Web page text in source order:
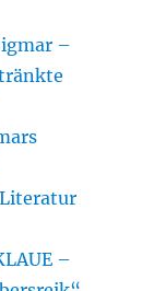
–
–